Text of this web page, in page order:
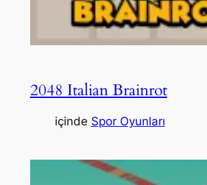
2048 Italian Brainrot
içinde Spor Oyunları